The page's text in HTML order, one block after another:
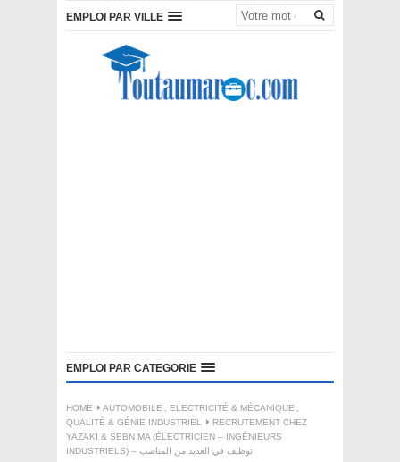
EMPLOI PAR VILLE
EMPLOI PAR CATEGORIE
HOME AUTOMOBILE , ELECTRICITÉ & MÉCANIQUE ,
QUALITÉ & GÉNIE INDUSTRIEL
RECRUTEMENT CHEZ
YAZAKI & SEBN MA (ÉLECTRICIEN – INGÉNIEURS
INDUSTRIELS) – توظيف في العديد من المناصب